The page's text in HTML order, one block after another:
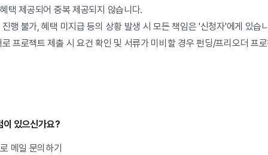
택 제공되어 중복 제공되지 않습니다.
행 불가, 혜택 미지급 등의 상황 발생 시 모든 책임은 '신청자'에게 있습
프로젝트 제출 시 요건 확인 및 서류가 미비할 경우 펀딩/프리오더 프
이 있으신가요?
메일 문의하기